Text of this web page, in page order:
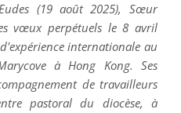
(19 août 2025), Sœur
vœux perpétuels le 8 avril
internationale au
à Hong Kong. Ses
de travailleurs
pastoral du diocèse, à